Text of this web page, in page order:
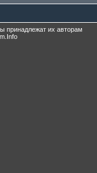
принадлежат их авторам